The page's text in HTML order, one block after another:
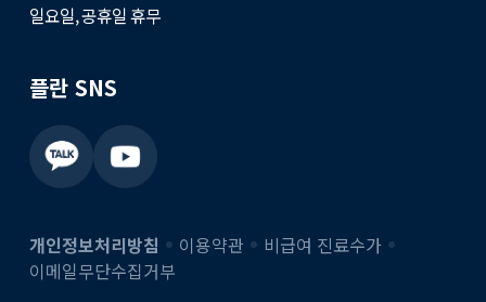
일요일, 공휴일 휴무
플란 SNS
개인정보처리방침 이용약관
비급여 진료수가
이메일무단수집거부